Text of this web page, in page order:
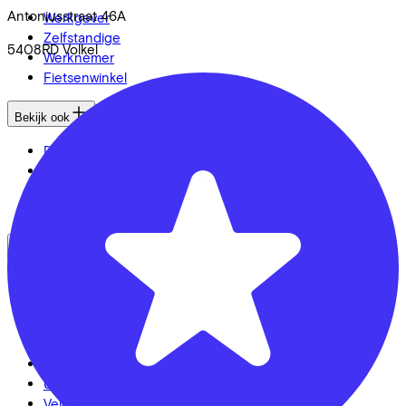
Antoniusstraat 46A
5408RD Volkel
Werkgever
Zelfstandige
Werknemer
Fietsenwinkel
Bekijk ook
Dealer locator
Fiets leasen? Bereken je kosten
Urban Arrow